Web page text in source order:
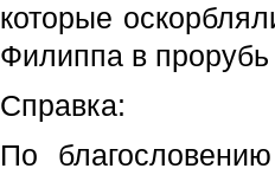
которые
Филиппа в
Справка:
По